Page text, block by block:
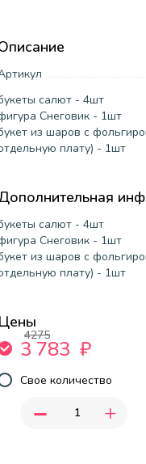
салют - 4шт
Снеговик - 1шт
из шаров с
плату) - 1шт
салют - 4шт
Снеговик - 1шт
из шаров с
плату) - 1шт
Цены
4275
3 783 ₽
Свое количество
- +